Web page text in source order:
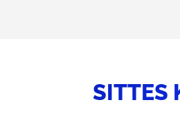
SITTES